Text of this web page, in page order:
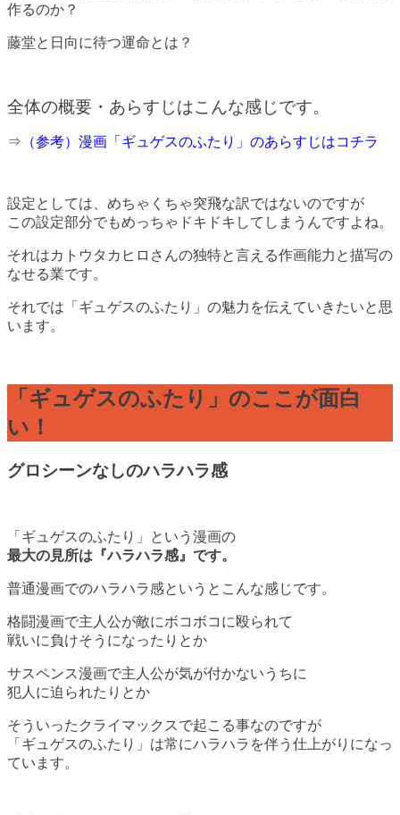
作るのか？
藤堂と日向に待つ運命とは？
全体の概要・あらすじはこんな感じです。
⇒ （参考）漫画「ギュゲスのふたり」のあらすじはコチラ
設定としては、めちゃくちゃ突飛な訳ではないのですが
この設定部分でもめっちゃドキドキしてしまうんですよね。
それはカトウタカヒロさんの独特と言える作画能力と描写の
なせる業です。
それでは「ギュゲスのふたり」の魅力を伝えていきたいと思
います。
「ギュゲスのふたり」のここが面白
い！
グロシーンなしのハラハラ感
「ギュゲスのふたり」という漫画の
最大の見所は『ハラハラ感』です。
普通漫画でのハラハラ感というとこんな感じです。
格闘漫画で主人公が敵にボコボコに殴られて
戦いに負けそうになったりとか
サスペンス漫画で主人公が気が付かないうちに
犯人に迫られたりとか
そういったクライマックスで起こる事なのですが
「ギュゲスのふたり」は常にハラハラを伴う仕上がりになっ
ています。